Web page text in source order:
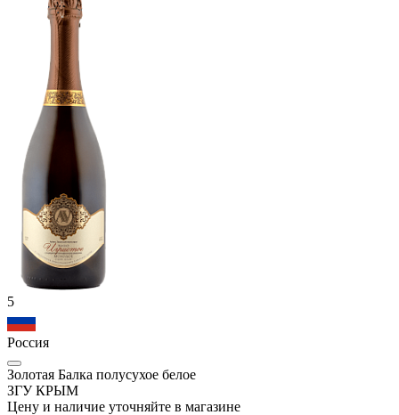
5
Россия
Золотая Балка полусухое белое
ЗГУ КРЫМ
Цену и наличие уточняйте в магазине